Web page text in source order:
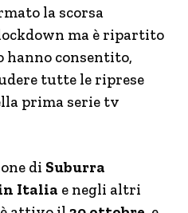
la scorsa
ma è ripartito
hanno consentito,
tutte le riprese
prima serie tv
di Suburra
Italia e negli altri